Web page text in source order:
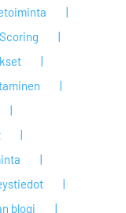
blogi